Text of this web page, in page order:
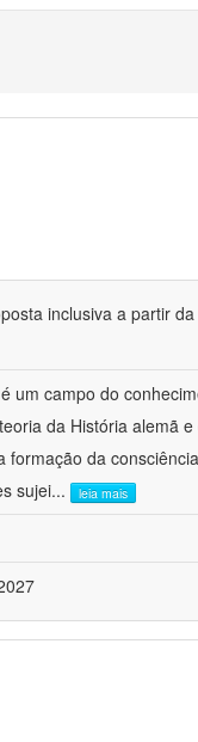
inclusiva a partir
um campo do
da História alemã
da
sujei... leia mais